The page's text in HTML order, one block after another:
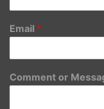
Email *
Comment or